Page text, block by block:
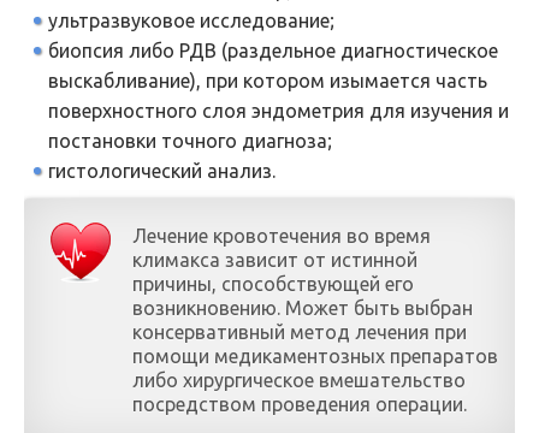
ультразвуковое исследование;
биопсия либо РДВ (раздельное диагностическое
выскабливание), при котором изымается часть
поверхностного слоя эндометрия для изучения и
постановки точного диагноза;
гистологический анализ.
Лечение кровотечения во время
климакса зависит от истинной
причины, способствующей его
возникновению. Может быть выбран
консервативный метод лечения при
помощи медикаментозных препаратов
либо хирургическое вмешательство
посредством проведения операции.